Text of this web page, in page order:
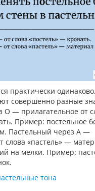
практически
совершенно разные
О — прилагательное от
Пример: постельное
Пастельный через А —
слова «пастель» —
на мелки. Пример:
тона